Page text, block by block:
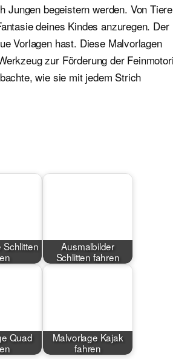
Jungen begeistern werden. Von
deines Kindes anzuregen. Der
Vorlagen hast. Diese Malvorlagen
zur Förderung der
wie sie mit jedem Strich
Schlitten
Ausmalbilder
Schlitten fahren
Quad
Malvorlage Kajak
fahren